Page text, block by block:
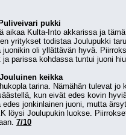
pukki
aikaa Kulta-Into akkarissa ja
yritykset todistaa Joulupukki
juonikin oli yllättävän hyvä.
ja parissa kohdassa tuntui juoni
keikka
tarina. Nämähän tulevat jo
kun eivät edes kovin
edes jonkinlainen juoni, mutta
löysi Joulupukin luokse.
7/10